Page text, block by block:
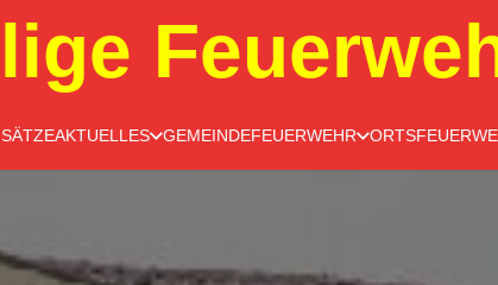
AKTUELLES GEMEINDEFEUERWEHR